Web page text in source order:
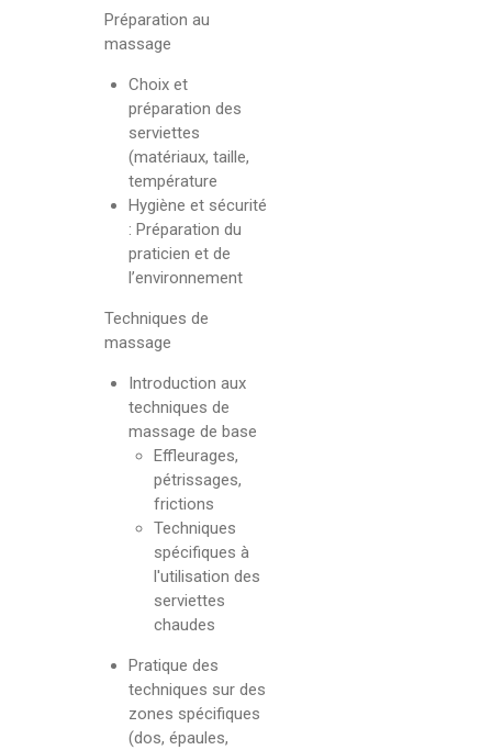
Préparation au
massage
Choix et
préparation des
serviettes
(matériaux, taille,
température
Hygiène et sécurité
: Préparation du
praticien et de
l’environnement
Techniques de
massage
Introduction aux
techniques de
massage de base
Effleurages,
pétrissages,
frictions
Techniques
spécifiques à
l'utilisation des
serviettes
chaudes
Pratique des
techniques sur des
zones spécifiques
(dos, épaules,